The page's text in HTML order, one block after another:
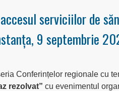
serviciilor de
9 septembrie
Conferințelor regionale cu
rezolvat” cu evenimentul